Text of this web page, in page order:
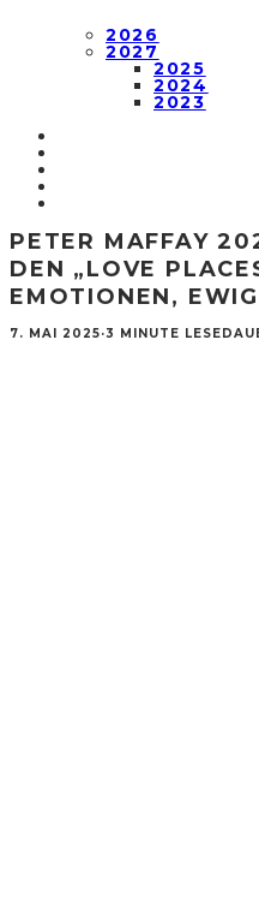
2026
2027
2025
2024
2023
PETER MAFFAY
DEN „LOVE
EMOTIONEN,
7. MAI 2025·3 MINUTE